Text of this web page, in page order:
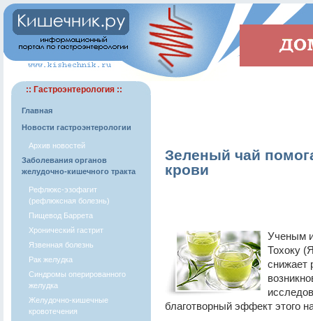
:: Гастроэнтерология ::
Главная
Новости гастроэнтерологии
Архив новостей
Заболевания органов
желудочно-кишечного тракта
Рефлюкс-эзофагит
(рефлюксная болезнь)
Пищевод Баррета
Хронический гастрит
Язвенная болезнь
Рак желудка
Синдромы оперированного
желудка
Желудочно-кишечные
кровотечения
Зеленый чай
крови
Ученым
Тохоку
снижает
благотворный эффект этого